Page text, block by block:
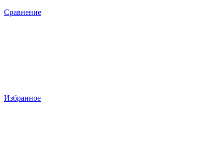
Сравнение
Избранное